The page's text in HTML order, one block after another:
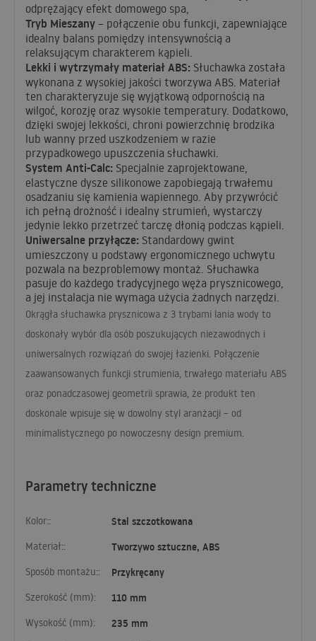
Parametry techniczne
Kolor:: Stal szczotkowana
Materiał:: Tworzywo sztuczne, ABS
Sposób montażu:: Przykręcany
Szerokość (mm): 110 mm
Wysokość (mm): 235 mm
odprężający efekt domowego spa,
Tryb Mieszany – połączenie obu funkcji, zapewniające
idealny balans pomiędzy intensywnością a
relaksującym charakterem kąpieli.
Lekki i wytrzymały materiałABS: Słuchawka została
wykonana z wysokiej jakości tworzywa ABS . Materiał
ten charakteryzuje się wyjątkową odpornością na
wilgoć, korozję oraz wysokie temperatury. Dodatkowo,
dzięki swojej lekkości, chroni powierzchnię brodzika
lub wanny przed uszkodzeniem w razie
przypadkowego upuszczenia słuchawki.
System Anti-Calc: Specjalnie zaprojektowane,
elastyczne dysze silikonowe zapobiegają trwałemu
osadzaniu się kamienia wapiennego. Aby przywrócić
ich pełną drożność i idealny strumień, wystarczy
jedynie lekko przetrzeć tarczę dłonią podczas kąpieli.
Uniwersalne przyłącze: Standardowy gwint
umieszczony u podstawy ergonomicznego uchwytu
pozwala na bezproblemowy montaż. Słuchawka
pasuje do każdego tradycyjnego węża prysznicowego,
a jej instalacja nie wymaga użycia żadnych narzędzi.
Okrągła słuchawka prysznicowa z 3 trybami lania wody to
doskonały wybór dla osób poszukujących niezawodnych i
uniwersalnych rozwiązań do swojej łazienki. Połączenie
zaawansowanych funkcji strumienia, trwałego materiału ABS
oraz ponadczasowej geometrii sprawia, że produkt ten
doskonale wpisuje się w dowolny styl aranżacji – od
minimalistycznego po nowoczesny design premium.